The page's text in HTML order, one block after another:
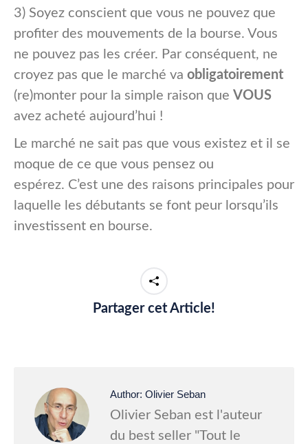
3) Soyez conscient que vous ne pouvez que
profiter des mouvements de la bourse. Vous
ne pouvez pas les créer. Par conséquent, ne
croyez pas que le marché va obligatoirement
(re)monter pour la simple raison que VOUS
avez acheté aujourd’hui !
Le marché ne sait pas que vous existez et il se
moque de ce que vous pensez ou
espérez. C’est une des raisons principales pour
laquelle les débutants se font peur lorsqu’ils
investissent en bourse.
Partager cet Article!
Author: Olivier Seban
Olivier Seban est l'auteur
du best seller "Tout le